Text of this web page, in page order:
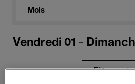
Mois
Vendredi 01 -
Filtres